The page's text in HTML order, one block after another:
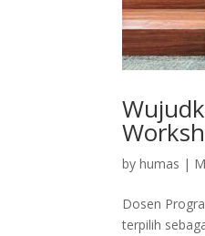
byhumas |
Dosen
terpilih